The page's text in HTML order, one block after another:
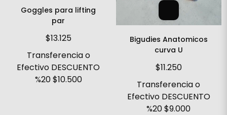
Goggles para lifting
par
$13.125
Transferencia o
Efectivo DESCUENTO
%20$10.500
Bigudies Anatomicos
curva U
$11.250
Transferencia o
Efectivo DESCUENTO
%20$9.000